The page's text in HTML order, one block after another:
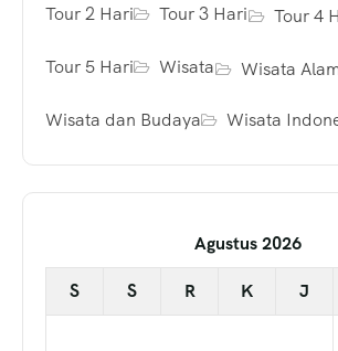
Tour 2 Hari Tour 3 Hari Tour 4
Tour 5 Hari Wisata Wisata
Wisata dan Budaya Wisata
Agustus 2026
S S R K J